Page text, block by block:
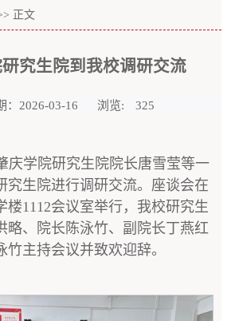
正文
究生院到我校调研交流
：2026-03-16 浏览: 325
庆学院研究生院院长唐雪莹等一
究生院进行调研交流。座谈会在
楼1112会议室举行，我校研究生
略、院长陈泳竹、副院长丁燕红
竹主持会议并致欢迎辞。